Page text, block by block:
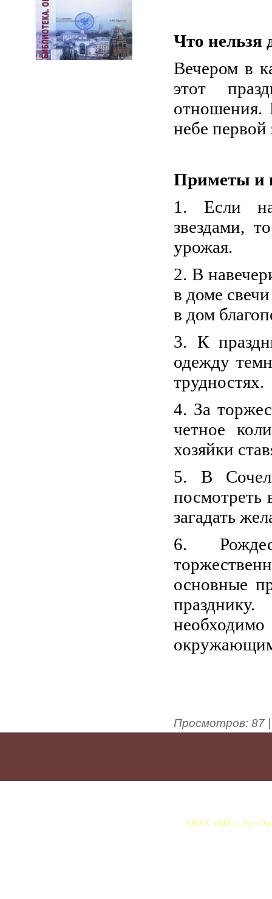
Что нельзя
Вечером в
этот
отношения.
небе первой
Приметы и
1. Если
звездами,
урожая.
2. В
в доме
в дом
3. К
одежду
трудностях.
4. За
четное
хозяйки
5. В
посмотреть
загадать
6.
основные
Просмотров: 87
МБУК «ЦБС г. Гусь-